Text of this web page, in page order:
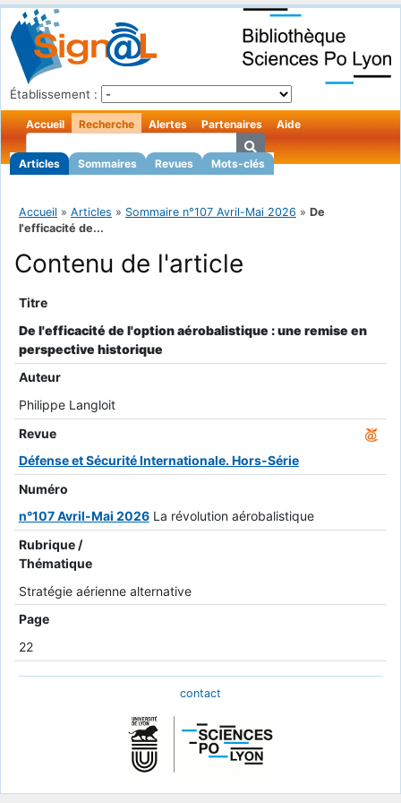
Établissement :
Accueil Recherche
Articles Sommaires Revues Mots-clés
Alertes Partenaires Aide
Accueil » Articles » Sommaire n°107 Avril-Mai 2026 » De
l'efficacité de...
Contenu de l'article
Titre
De l'efficacité de l'option aérobalistique : une remise en
perspective historique
Auteur
Philippe Langloit
Revue
Défense et Sécurité Internationale. Hors-Série
Numéro
n°107 Avril-Mai 2026 La révolution aérobalistique
Rubrique /
Thématique
Stratégie aérienne alternative
Page
22
contact